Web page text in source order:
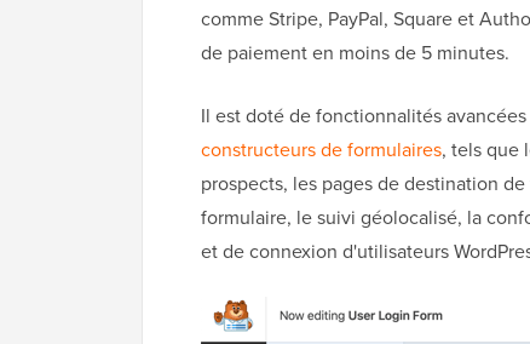
comme Stripe, PayPal, Square et
de paiement en moins de 5 minutes.
Il est doté de fonctionnalités
constructeurs de formulaires, tels que
prospects, les pages de destination
formulaire, le suivi géolocalisé, la
et de connexion d'utilisateurs